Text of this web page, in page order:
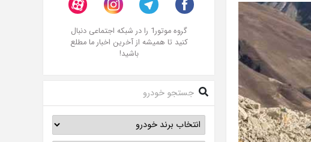
گروه موتور1 را در شبکه اجتماعی دنبال
کنید تا همیشه از آخرین اخبار ما مطلع
باشید!
جستجو خودرو